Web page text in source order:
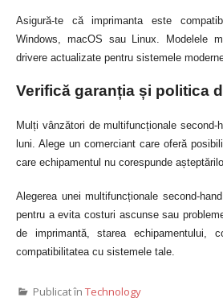
Asigură-te că imprimanta este
Windows, macOS sau Linux. Modelele
drivere actualizate pentru sistemele
Verifică garanția și politica
Mulți vânzători de multifuncționale second-
luni. Alege un comerciant care oferă
care echipamentul nu corespunde
Alegerea unei multifuncționale second-
pentru a evita costuri ascunse sau
de imprimantă, starea echipamentului,
compatibilitatea cu sistemele tale.
Publicat în Technology